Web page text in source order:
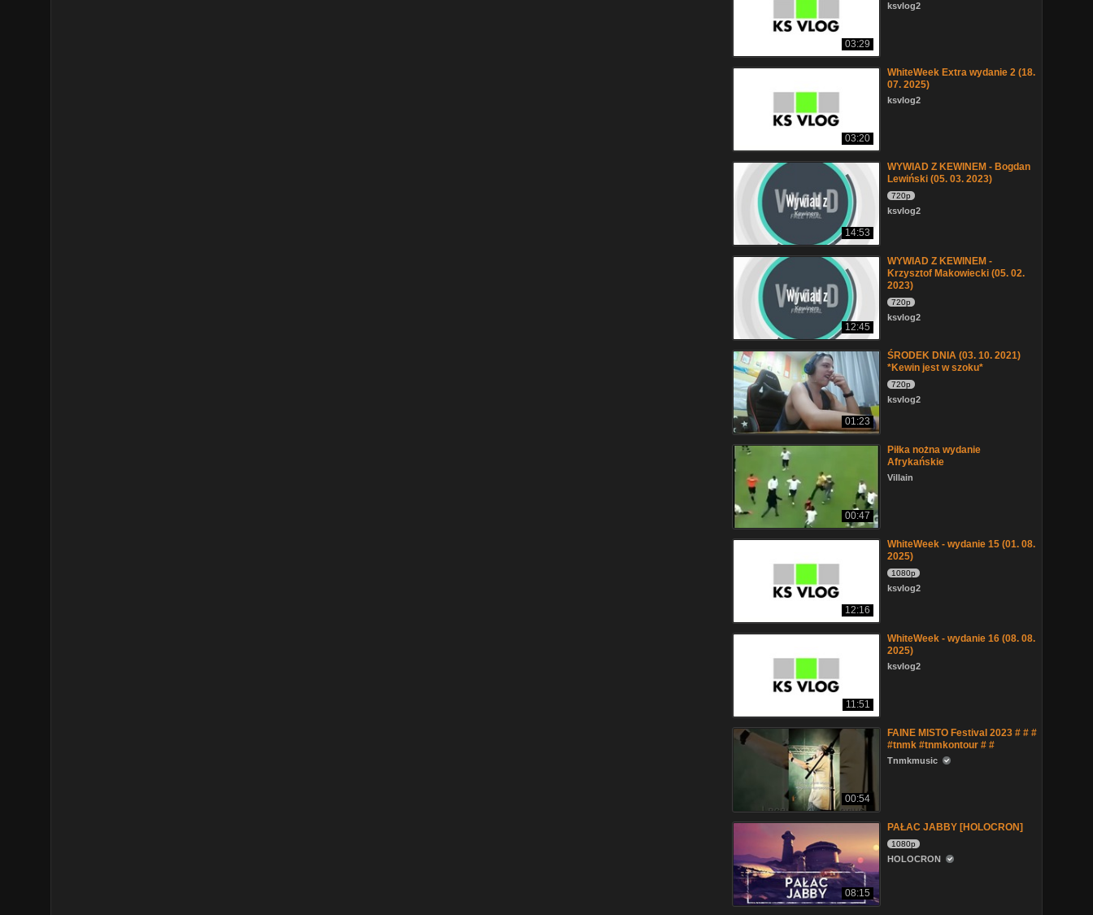
03:29
ksvlog2
03:20
WhiteWeek Extra wydanie 2 (18.
07. 2025)
ksvlog2
14:53
WYWIAD Z KEWINEM - Bogdan
Lewiński (05. 03. 2023)
720p
ksvlog2
12:45
WYWIAD Z KEWINEM -
Krzysztof Makowiecki (05. 02.
2023)
720p
ksvlog2
01:23
ŚRODEK DNIA (03. 10. 2021)
*Kewin jest w szoku*
720p
ksvlog2
00:47
Piłka nożna wydanie
Afrykańskie
Villain
12:16
WhiteWeek - wydanie 15 (01. 08.
2025)
1080p
ksvlog2
11:51
WhiteWeek - wydanie 16 (08. 08.
2025)
ksvlog2
00:54
FAINE MISTO Festival 2023 # # #
#tnmk #tnmkontour # #
Tnmkmusic
08:15
PAŁAC JABBY [HOLOCRON]
1080p
HOLOCRON